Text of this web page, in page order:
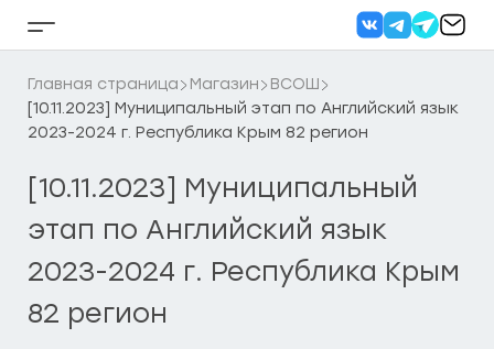
Кнопка
бокового
меню
Главная страница Магазин
ВСОШ
[10.11.2023] Муниципальный этап по Английский язык
2023-2024 г. Республика Крым 82 регион
[10.11.2023] Муниципальный
этап по Английский язык
2023-2024 г. Республика Крым
82 регион